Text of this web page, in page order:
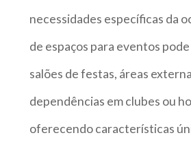
necessidades específicas da
de espaços para eventos
salões de festas, áreas
dependências em clubes ou
oferecendo características